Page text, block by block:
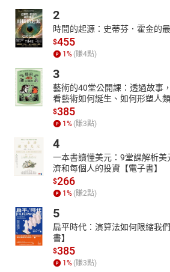
12 苦戀-2
13 埋藏-1
14 埋藏-2
16彩蛋_聖桑 骷髏之舞
2
時間的起源：史蒂芬．霍金的
$455
1 % (賺4點)
3
藝術的40堂公開課：透過故事
看藝術如何誕生、如何形塑人
$385
1 % (賺3點)
4
一本書讀懂美元：9堂課解析
濟和每個人的投資【電子書】
$266
1 % (賺2點)
5
扁平時代：演算法如何限縮我
書】
$385
1 % (賺3點)